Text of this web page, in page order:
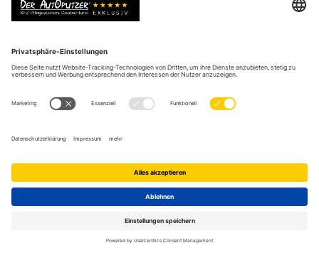
FARBANGRIFF AUF FORD KA